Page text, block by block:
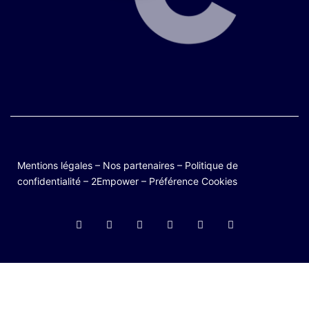
Mentions légales – Nos partenaires – Politique de
confidentialité – 2Empower – Préférence Cookies